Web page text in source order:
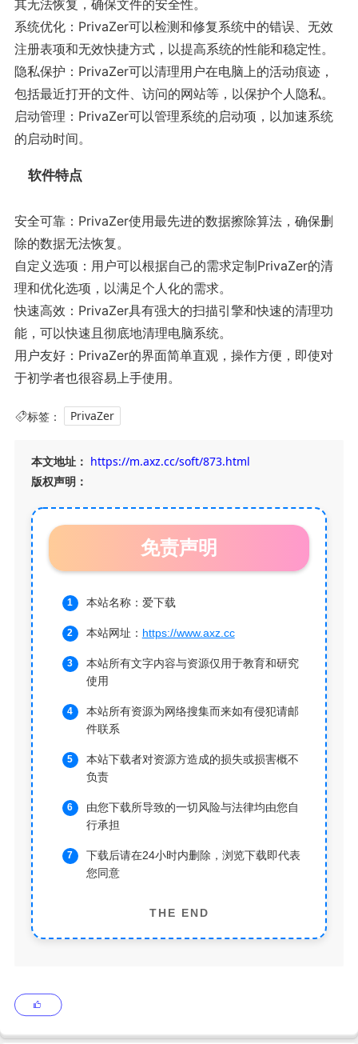
其无法恢复，确保文件的安全性。
系统优化：PrivaZer可以检测和修复系统中的错误、无效
注册表项和无效快捷方式，以提高系统的性能和稳定性。
隐私保护：PrivaZer可以清理用户在电脑上的活动痕迹，
包括最近打开的文件、访问的网站等，以保护个人隐私。
启动管理：PrivaZer可以管理系统的启动项，以加速系统
的启动时间。
软件特点
安全可靠：PrivaZer使用最先进的数据擦除算法，确保删
除的数据无法恢复。
自定义选项：用户可以根据自己的需求定制PrivaZer的清
理和优化选项，以满足个人化的需求。
快速高效：PrivaZer具有强大的扫描引擎和快速的清理功
能，可以快速且彻底地清理电脑系统。
用户友好：PrivaZer的界面简单直观，操作方便，即使对
于初学者也很容易上手使用。
标签： PrivaZer
本文地址： https://m.axz.cc/soft/873.html
版权声明：
免责声明
本站名称：爱下载
本站网址： https://www.axz.cc
本站所有文字内容与资源仅用于教育和研究
使用
本站所有资源为网络搜集而来如有侵犯请邮
件联系
本站下载者对资源方造成的损失或损害概不
负责
由您下载所导致的一切风险与法律均由您自
行承担
下载后请在24小时内删除，浏览下载即代表
您同意
THE END